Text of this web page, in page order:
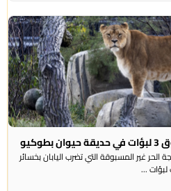
غير المسبوقة التي تضرب اليابان بخسائر
...